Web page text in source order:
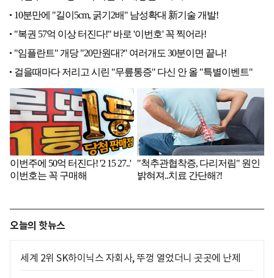
오늘의 핫뉴스
세계 2위 SK하이닉스 자회사, 뚜껑 열었더니 곳곳에 난제